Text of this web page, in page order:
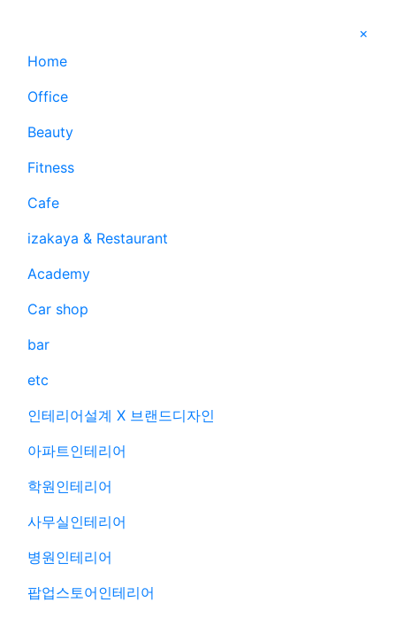
×
Home
Office
Beauty
Fitness
Cafe
izakaya & Restaurant
Academy
Car shop
bar
etc
인테리어설계 X 브랜드디자인
아파트인테리어
학원인테리어
사무실인테리어
병원인테리어
팝업스토어인테리어